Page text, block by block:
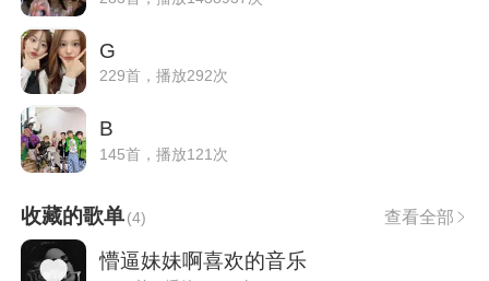
G
229首，播放292次
B
145首，播放121次
收藏的歌单(4) 查看全部
懵逼妹妹啊喜欢的音乐